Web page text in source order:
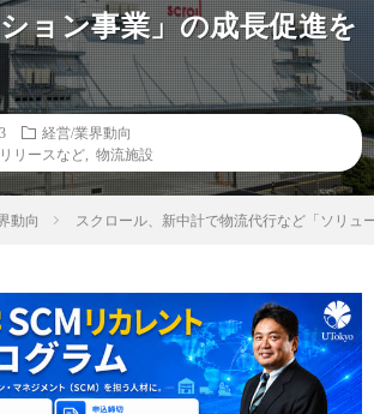
ション事業」の成長促進を
経営/業界動向
リースなど 物流施設
動向 スクロール、新中計で物流代行など「ソリュ